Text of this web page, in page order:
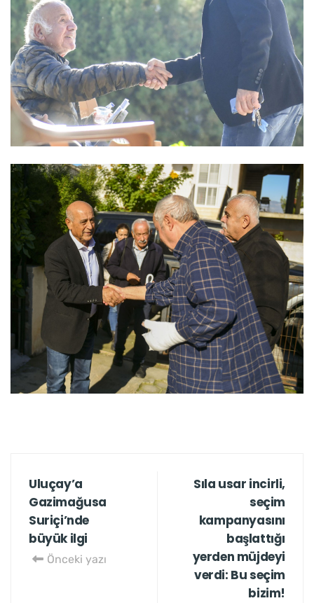
Uluçay’a
Gazimağusa
Suriçi’nde
büyük ilgi
Önceki yazı
Sıla usar incirli,
seçim
kampanyasını
başlattığı
yerden müjdeyi
verdi: Bu seçim
bizim!